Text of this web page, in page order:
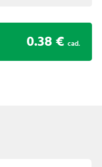
0.38 € cad.